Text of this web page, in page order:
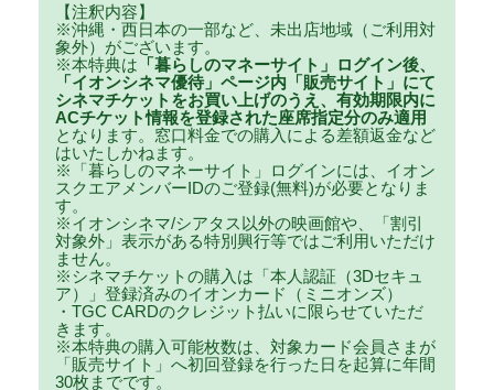
【注釈内容】
※沖縄・西日本の一部など、未出店地域（ご利用対
象外）がございます。
※本特典は 「暮らしのマネーサイト」ログイン後、
「イオンシネマ優待」ページ内「販売サイト」にて
シネマチケットをお買い上げのうえ、有効期限内に
ACチケット情報を登録された座席指定分のみ適用
となります。窓口料金での購入による差額返金など
はいたしかねます。
※「暮らしのマネーサイト」ログインには、イオン
スクエアメンバーIDのご登録(無料)が必要となりま
す。
※イオンシネマ/シアタス以外の映画館や、「割引
対象外」表示がある特別興行等ではご利用いただけ
ません。
※シネマチケットの購入は「本人認証（3Dセキュ
ア）」登録済みのイオンカード（ミニオンズ）
・TGC CARDのクレジット払いに限らせていただ
きます。
※本特典の購入可能枚数は、対象カード会員さまが
「販売サイト」へ初回登録を行った日を起算に年間
30枚までです。